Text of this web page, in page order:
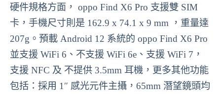
硬件規格方面， oppo Find X6 Pro 支援雙 SIM
卡，手機尺寸則是 162.9 x 74.1 x 9 mm ，重量達
207g。預載 Android 12 系統的 oppo Find X6 Pro
並支援 WiFi 6、不支援 WiFi 6e、支援 WiFi 7，
支援 NFC 及 不提供 3.5mm 耳機，更多其他功能
包括：採用 1″ 感光元件主攝，65mm 潛望鏡頭均